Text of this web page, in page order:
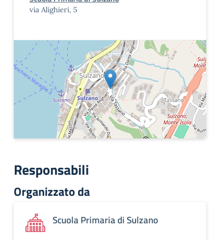
via Alighieri, 5
Responsabili
Organizzato da
Scuola Primaria di Sulzano